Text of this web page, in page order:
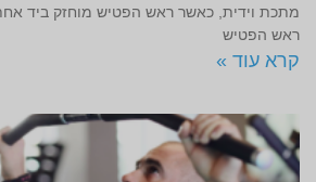
מתכת וידית, כאשר ראש הפטיש מוחזק ביד אחת
ראש הפטיש
קרא עוד »